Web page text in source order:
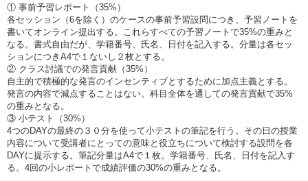
① 事前予習レポート（35%）
各セッション（6を除く）のケースの事前予習設問につき、予習ノートを
書いてオンライン提出する。これらすべての予習ノートで35%の重みと
なる。書式自由だが、学籍番号、氏名、日付を記入する。分量は各セッ
ションにつきA4で１ないし２枚とする。
② クラス討議での発言貢献（35%）
自主的で積極的な発言のインセンティブとするために加点主義とする。
発言の内容で減点することはない。科目全体を通しての発言貢献で35%
の重みとなる。
③ 小テスト（30%）
4つのDAYの最終の３０分を使って小テストの筆記を行う。その日の授業
内容について受講者にとっての意味と役立ちについて検討する設問を各
DAYに提示する。筆記分量はA4で１枚。学籍番号、氏名、日付を記入す
る。4回の小レポートで成績評価の30%の重みとなる。